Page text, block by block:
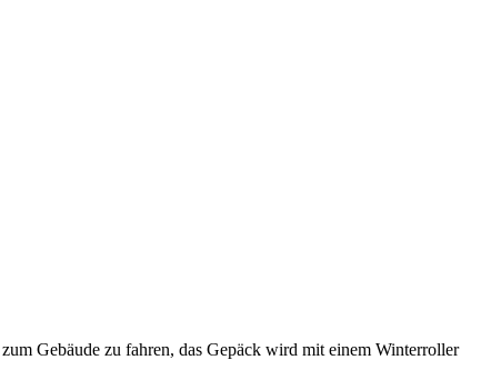
Gebäude zu fahren, das Gepäck wird mit einem Winterroller